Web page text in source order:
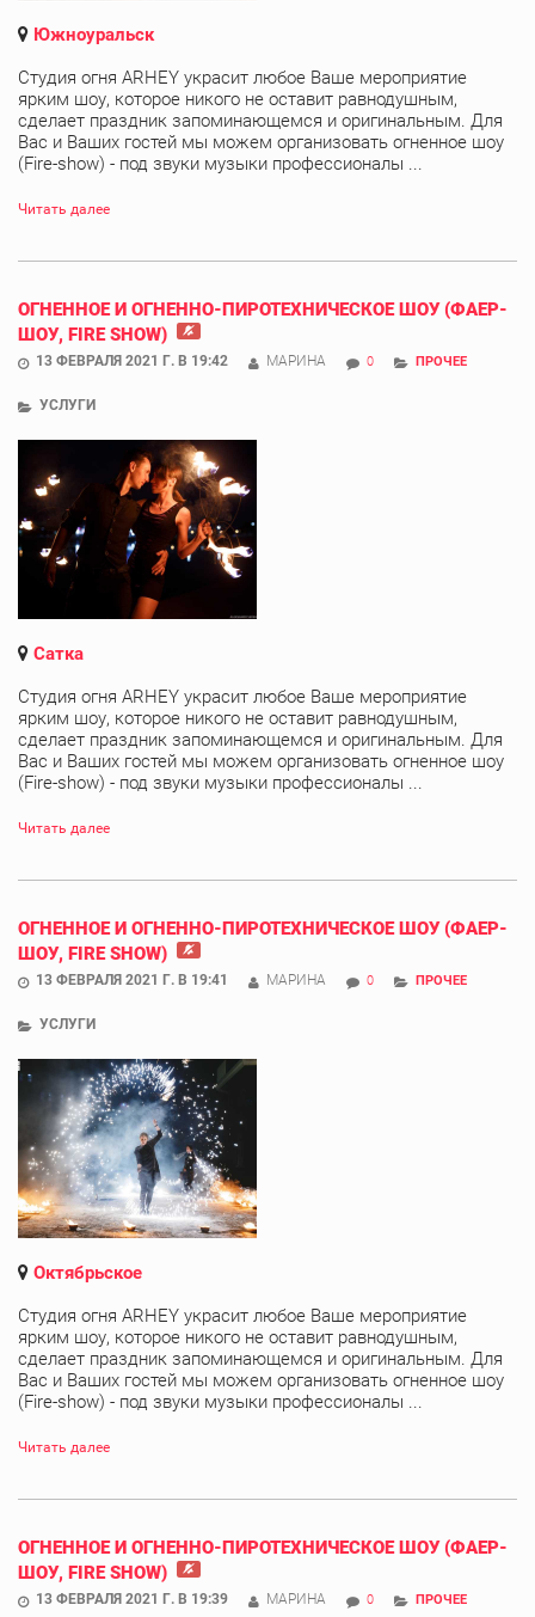
Южноуральск
Студия огня ARHEY украсит любое Ваше мероприятие
ярким шоу, которое никого не оставит равнодушным,
сделает праздник запоминающемся и оригинальным. Для
Вас и Ваших гостей мы можем организовать огненное шоу
(Fire-show) - под звуки музыки профессионалы ...
Читать далее
ОГНЕННОЕ И ОГНЕННО-ПИРОТЕХНИЧЕСКОЕ ШОУ (ФАЕР-
ШОУ, FIRE SHOW)
13 ФЕВРАЛЯ 2021 Г. В 19:42 МАРИНА 0 ПРОЧЕЕ
УСЛУГИ
Сатка
Студия огня ARHEY украсит любое Ваше мероприятие
ярким шоу, которое никого не оставит равнодушным,
сделает праздник запоминающемся и оригинальным. Для
Вас и Ваших гостей мы можем организовать огненное шоу
(Fire-show) - под звуки музыки профессионалы ...
Читать далее
ОГНЕННОЕ И ОГНЕННО-ПИРОТЕХНИЧЕСКОЕ ШОУ (ФАЕР-
ШОУ, FIRE SHOW)
13 ФЕВРАЛЯ 2021 Г. В 19:41 МАРИНА 0 ПРОЧЕЕ
УСЛУГИ
Октябрьское
Студия огня ARHEY украсит любое Ваше мероприятие
ярким шоу, которое никого не оставит равнодушным,
сделает праздник запоминающемся и оригинальным. Для
Вас и Ваших гостей мы можем организовать огненное шоу
(Fire-show) - под звуки музыки профессионалы ...
Читать далее
ОГНЕННОЕ И ОГНЕННО-ПИРОТЕХНИЧЕСКОЕ ШОУ (ФАЕР-
ШОУ, FIRE SHOW)
13 ФЕВРАЛЯ 2021 Г. В 19:39 МАРИНА 0 ПРОЧЕЕ